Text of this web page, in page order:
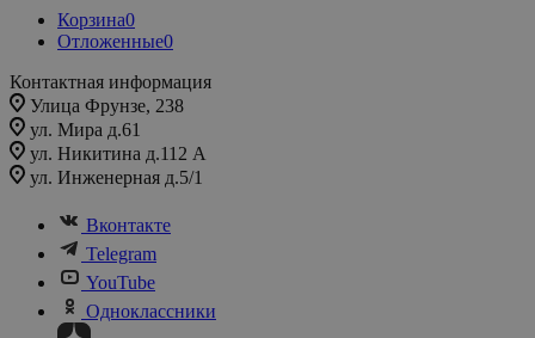
Корзина0
Отложенные0
Контактная информация
Улица Фрунзе, 238​
ул. Мира д.61
ул. Никитина д.112 А
ул. Инженерная д.5/1
Вконтакте
Telegram
YouTube
Одноклассники